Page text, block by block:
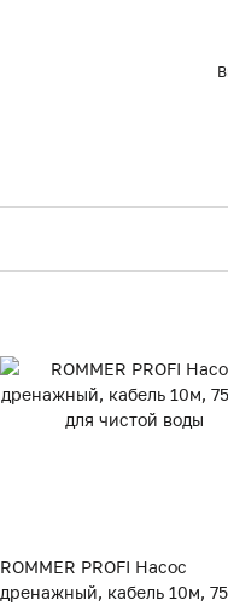
ROMMER PROFI Насос
дренажный, кабель 10м,